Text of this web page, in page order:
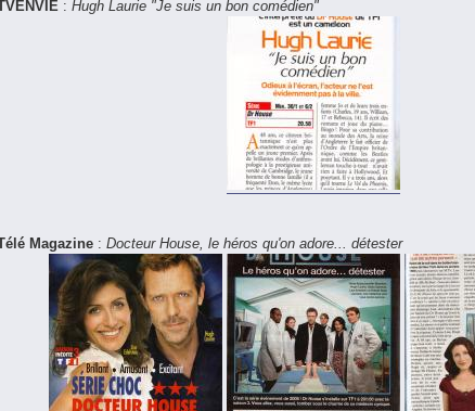
: Hugh Laurie "Je suis un bon comédien"
Magazine : Docteur House, le héros qu'on adore... détester